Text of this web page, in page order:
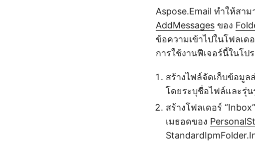
Aspose.Email ทำให้สา
AddMessages ของ
ข้อความเข้าไปในโฟลเ
การใช้งานฟีเจอร์นี้ในโป
สร้างไฟล์จัดเก็บข้อมู
โดยระบุชื่อไฟล์และรุ่น
สร้างโฟลเดอร์
เมธอดของ